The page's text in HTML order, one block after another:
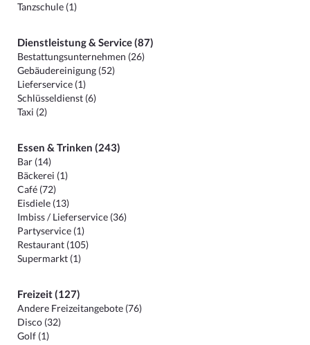
Tanzschule (1)
Dienstleistung & Service (87)
Bestattungsunternehmen (26)
Gebäudereinigung (52)
Lieferservice (1)
Schlüsseldienst (6)
Taxi (2)
Essen & Trinken (243)
Bar (14)
Bäckerei (1)
Café (72)
Eisdiele (13)
Imbiss / Lieferservice (36)
Partyservice (1)
Restaurant (105)
Supermarkt (1)
Freizeit (127)
Andere Freizeitangebote (76)
Disco (32)
Golf (1)